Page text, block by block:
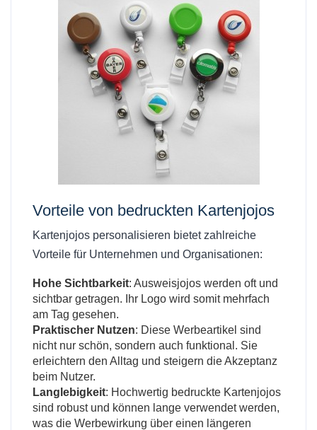
Vorteile von bedruckten Kartenjojos
Kartenjojos personalisieren bietet zahlreiche
Vorteile für Unternehmen und Organisationen:
Hohe Sichtbarkeit: Ausweisjojos werden oft und
sichtbar getragen. Ihr Logo wird somit mehrfach
am Tag gesehen.
Praktischer Nutzen: Diese Werbeartikel sind
nicht nur schön, sondern auch funktional. Sie
erleichtern den Alltag und steigern die Akzeptanz
beim Nutzer.
Langlebigkeit: Hochwertig bedruckte Kartenjojos
sind robust und können lange verwendet werden,
was die Werbewirkung über einen längeren